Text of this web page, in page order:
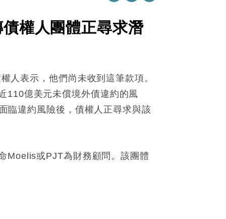
權人團體正尋求潛
人表示，他們尚未收到這筆款項。
110億美元未償境外債違約的風
臨違約風險後，債權人正尋求與該
Moelis或PJT為財務顧問。該團體